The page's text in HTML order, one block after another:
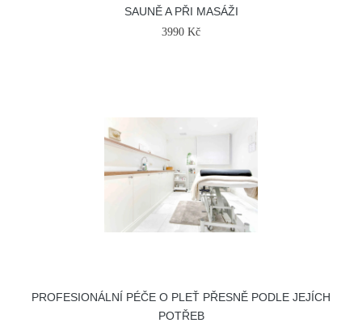
SAUNĚ A PŘI MASÁŽI
3990 Kč
PROFESIONÁLNÍ PÉČE O PLEŤ PŘESNĚ PODLE JEJÍCH
POTŘEB